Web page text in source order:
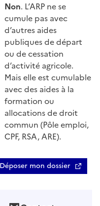
Non. L’ARP ne se
cumule pas avec
d’autres aides
publiques de départ
ou de cessation
d’activité agricole.
Mais elle est cumulable
avec des aides à la
formation ou
allocations de droit
commun (Pôle emploi,
CPF, RSA, ARE).
Déposer mon dossier